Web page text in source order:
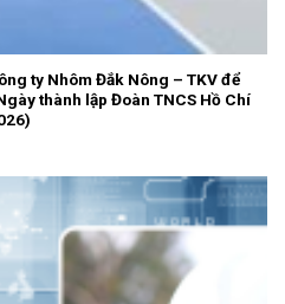
ty Nhôm Đắk Nông – TKV để
thành lập Đoàn TNCS Hồ Chí